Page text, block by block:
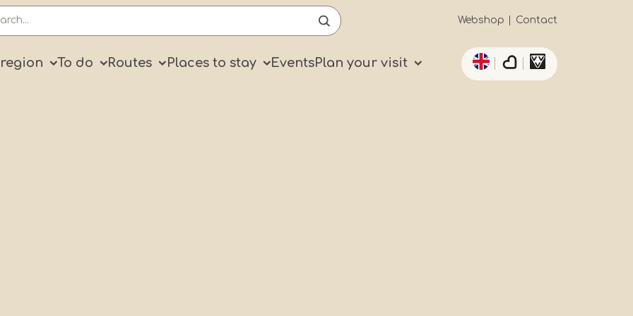
Secundaïre
navigatie
Webshop Contact
To do Routes Places to stay EventsPlan your visit
List additional